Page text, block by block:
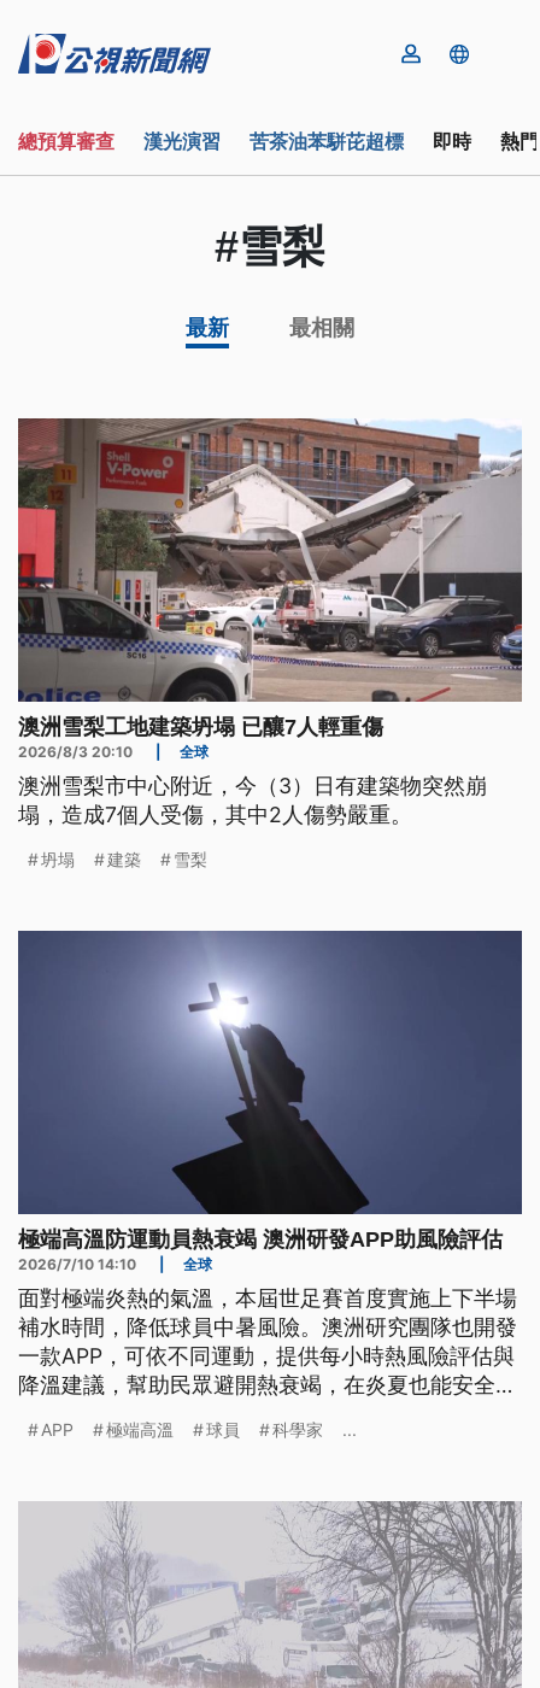
總預算審查 漢光演習 苦茶油苯駢芘超標 即時 熱
#雪梨
最新 最相關
澳洲雪梨工地建築坍塌 已釀7人輕重傷
2026/8/3 20:10 全球
澳洲雪梨市中心附近，今（3）日有建築物突然崩
塌，造成7個人受傷，其中2人傷勢嚴重。
坍塌 建築 雪梨
極端高溫防運動員熱衰竭 澳洲研發APP助風險評估
2026/7/10 14:10 全球
面對極端炎熱的氣溫，本屆世足賽首度實施上下半場
補水時間，降低球員中暑風險。澳洲研究團隊也開發
一款APP，可依不同運動，提供每小時熱風險評估與
降溫建議，幫助民眾避開熱衰竭，在炎夏也能安全享
APP 極端高溫 球員 科學家 ...